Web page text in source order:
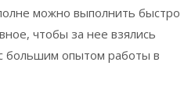
можно выполнить быстро
чтобы за нее взялись
большим опытом работы в